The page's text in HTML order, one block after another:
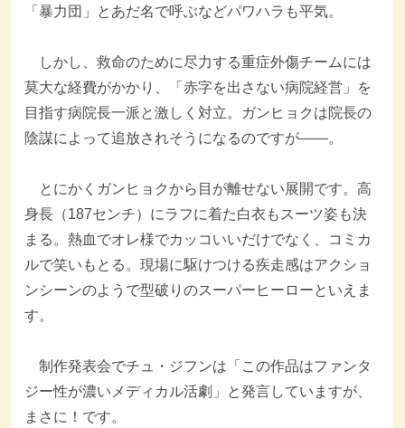
「暴力団」とあだ名で呼ぶなどパワハラも平気。
しかし、救命のために尽力する重症外傷チームには
莫大な経費がかかり、「赤字を出さない病院経営」を
目指す病院長一派と激しく対立。ガンヒョクは院長の
陰謀によって追放されそうになるのですが――。
とにかくガンヒョクから目が離せない展開です。高
身長（187センチ）にラフに着た白衣もスーツ姿も決
まる。熱血でオレ様でカッコいいだけでなく、コミカ
ルで笑いもとる。現場に駆けつける疾走感はアクショ
ンシーンのようで型破りのスーパーヒーローといえま
す。
制作発表会でチュ・ジフンは「この作品はファンタ
ジー性が濃いメディカル活劇」と発言していますが、
まさに！です。